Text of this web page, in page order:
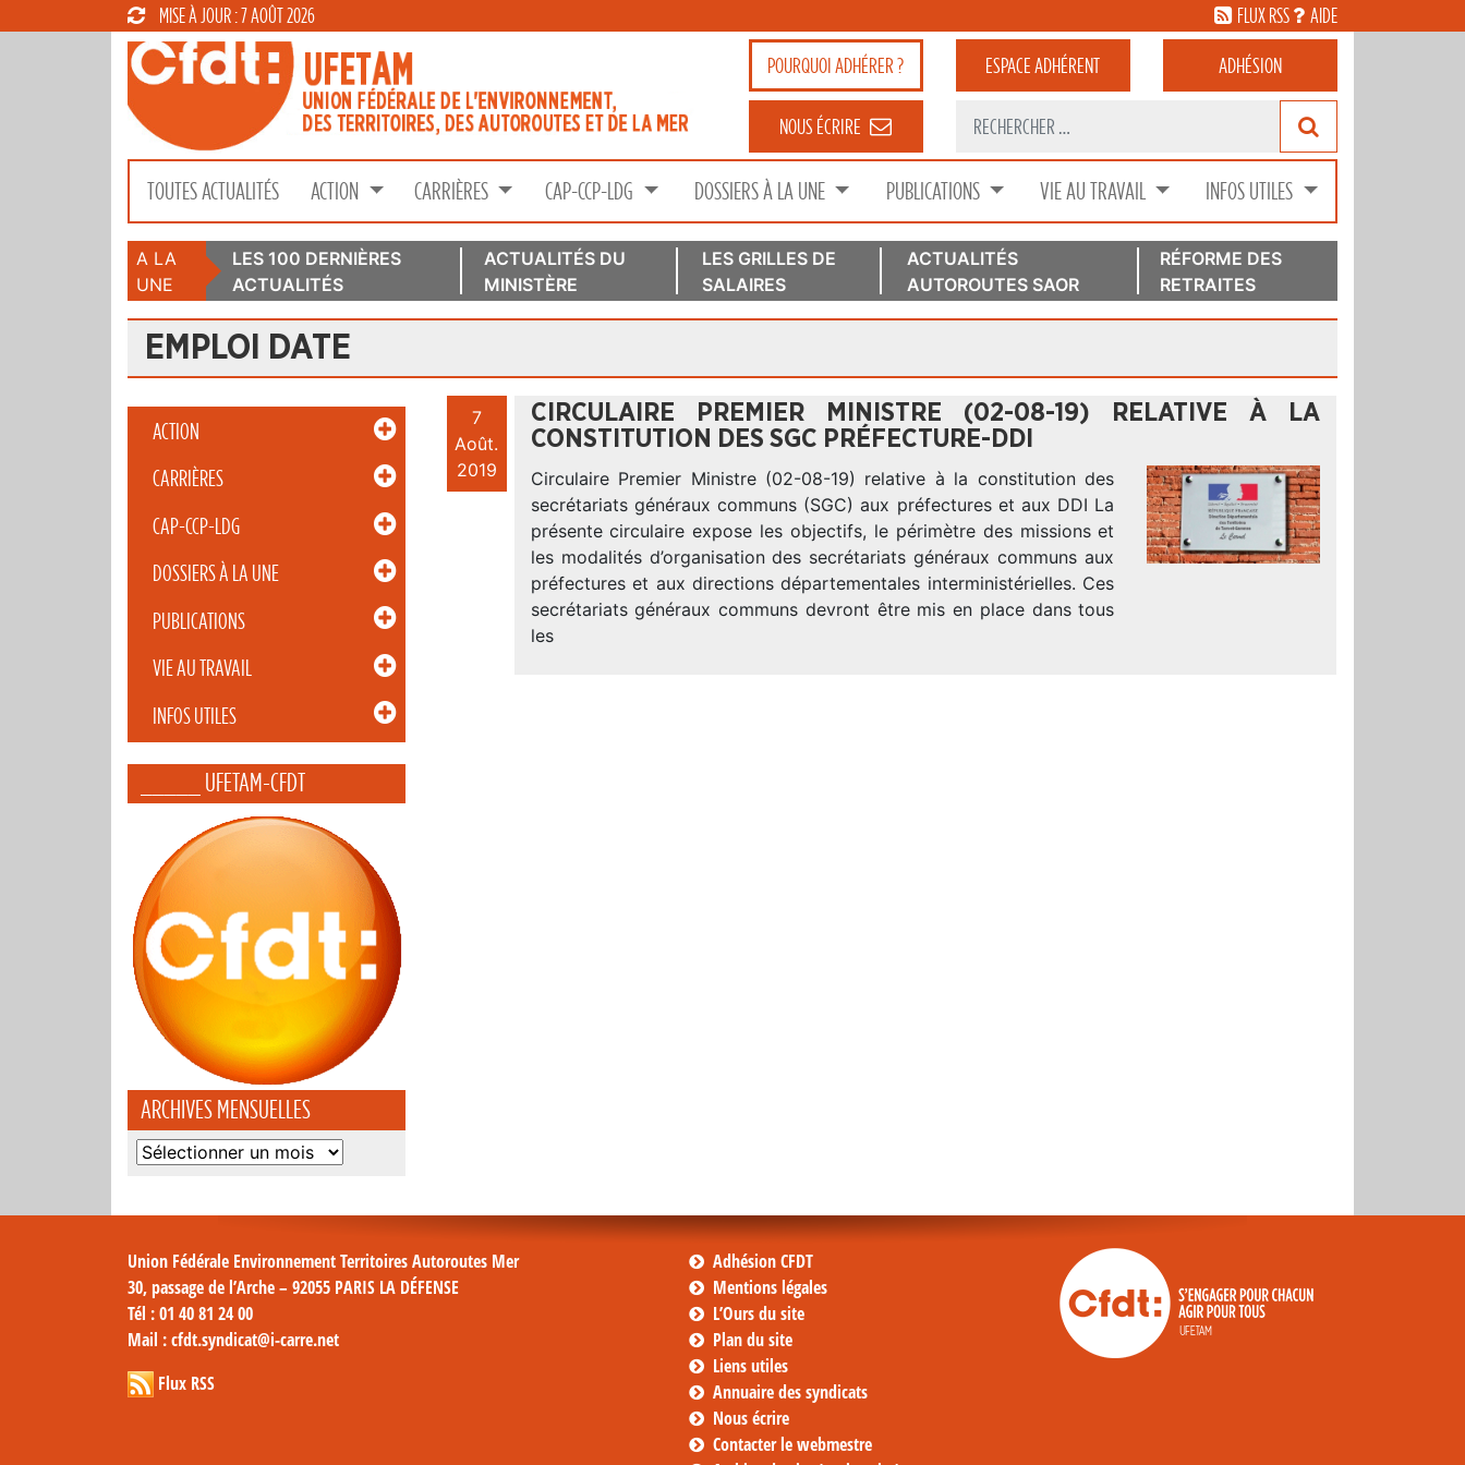
MISE À JOUR : 7 AOÛT 2026 FLUX RSS AIDE
POURQUOIADHÉRER ? ESPACEADHÉRENT ADHÉSION
NOUS ÉCRIRE
TOUTES ACTUALITÉS ACTION CARRIÈRES CAP-CCP-LDG DOSSIERS À LA UNE PUBLICATIONS VIE AU TRAVAIL INFOS UTILES
A LA
UNE
LES 100 DERNIÈRES
ACTUALITÉS
ACTUALITÉS DU
MINISTÈRE
LES GRILLES DE
SALAIRES
ACTUALITÉS
AUTOROUTES SAOR
RÉFORME DES
RETRAITES
EMPLOI DATE
ACTION
CARRIÈRES
CAP-CCP-LDG
DOSSIERS À LA UNE
PUBLICATIONS
VIE AU TRAVAIL
INFOS UTILES
_____ UFETAM-CFDT
ARCHIVES MENSUELLES
Archives
7
Août.
2019
CIRCULAIRE PREMIER MINISTRE (02-08-19) RELATIVE À LA
CONSTITUTION DES SGC PRÉFECTURE-DDI
Circulaire Premier Ministre (02-08-19) relative à la constitution des
secrétariats généraux communs (SGC) aux préfectures et aux DDI La
présente circulaire expose les objectifs, le périmètre des missions et
les modalités d’organisation des secrétariats généraux communs aux
préfectures et aux directions départementales interministérielles. Ces
secrétariats généraux communs devront être mis en place dans tous
les
Union Fédérale Environnement Territoires Autoroutes Mer
30, passage de l’Arche – 92055 PARIS LA DÉFENSE
Tél : 01 40 81 24 00
Mail : cfdt.syndicat@i-carre.net
Flux RSS
Adhésion CFDT
Mentions légales
L’Ours du site
Plan du site
Liens utiles
Annuaire des syndicats
Nous écrire
Contacter le webmestre